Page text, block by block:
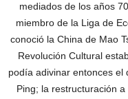
mediados de los años
miembro de la Liga de
conoció la China de Mao
Revolución Cultural
podía adivinar entonces el
Ping; la restructuración